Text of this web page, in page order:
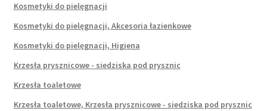
Kosmetyki do pielęgnacji
Kosmetyki do pielęgnacji, Akcesoria łazienkowe
Kosmetyki do pielęgnacji, Higiena
Krzesła prysznicowe - siedziska pod prysznic
Krzesła toaletowe
Krzesła toaletowe, Krzesła prysznicowe - siedziska pod prysznic